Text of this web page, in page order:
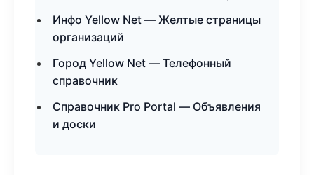
Инфо Yellow Net — Желтые страницы
организаций
Город Yellow Net — Телефонный
справочник
Справочник Pro Portal — Объявления
и доски